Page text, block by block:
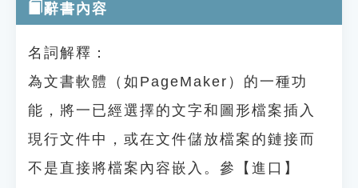
辭書內容
名詞解釋：
為文書軟體（如PageMaker）的一種功
能，將一已經選擇的文字和圖形檔案插入
現行文件中，或在文件儲放檔案的鏈接而
不是直接將檔案內容嵌入。參【進口】